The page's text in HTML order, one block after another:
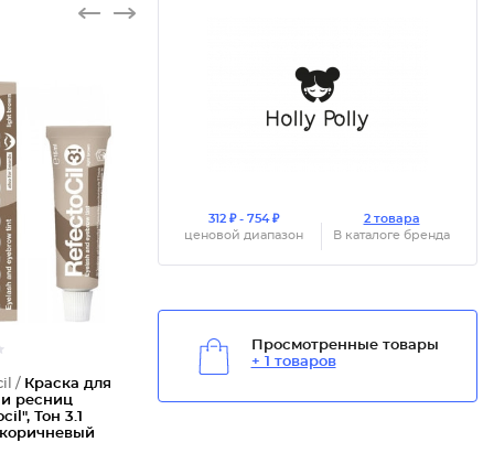
Краска
/ Краска для
ресниц
Тон 3.1
312 ₽ - 754 ₽
ценовой диапазон
2 товара
В каталоге бренда
Просмотренные товары
+ 1 товаров